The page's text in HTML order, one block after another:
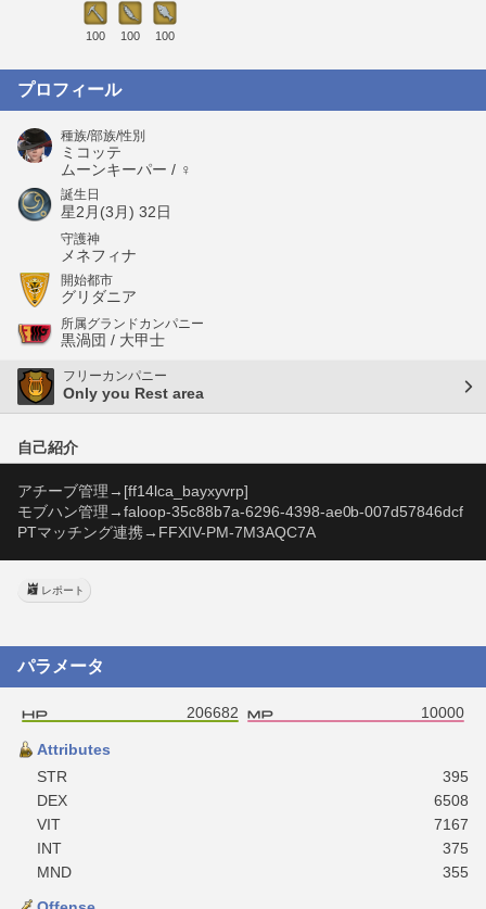
100 100 100
プロフィール
種族/部族/性別
ミコッテ
ムーンキーパー / ♀
誕生日
星2月(3月) 32日
守護神
メネフィナ
開始都市
グリダニア
所属グランドカンパニー
黒渦団 / 大甲士
フリーカンパニー
Only you Rest area
自己紹介
アチーブ管理→[ff14lca_bayxyvrp]
モブハン管理→faloop-35c88b7a-6296-4398-ae0b-007d57846dcf
PTマッチング連携→FFXIV-PM-7M3AQC7A
レポート
パラメータ
206682 10000
Attributes
STR
395
DEX
6508
VIT
7167
INT
375
MND
355